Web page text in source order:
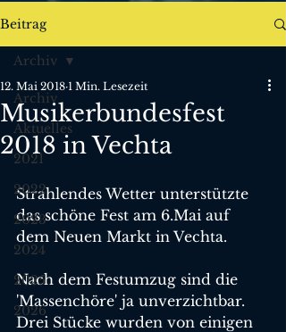
Beitrag
Archiv
Aktuelles
2021
2022
2023
2024
2025
2026
Archiv
Musikerbundesfest
2018 in Vechta
12. Mai 2018 1 Min. Lesezeit
Strahlendes Wetter unterstützte
das schöne Fest am 6.Mai auf
dem Neuen Markt in Vechta.
Nach dem Festumzug sind die
'Massenchöre' ja unverzichtbar.
Drei Stücke wurden von einigen